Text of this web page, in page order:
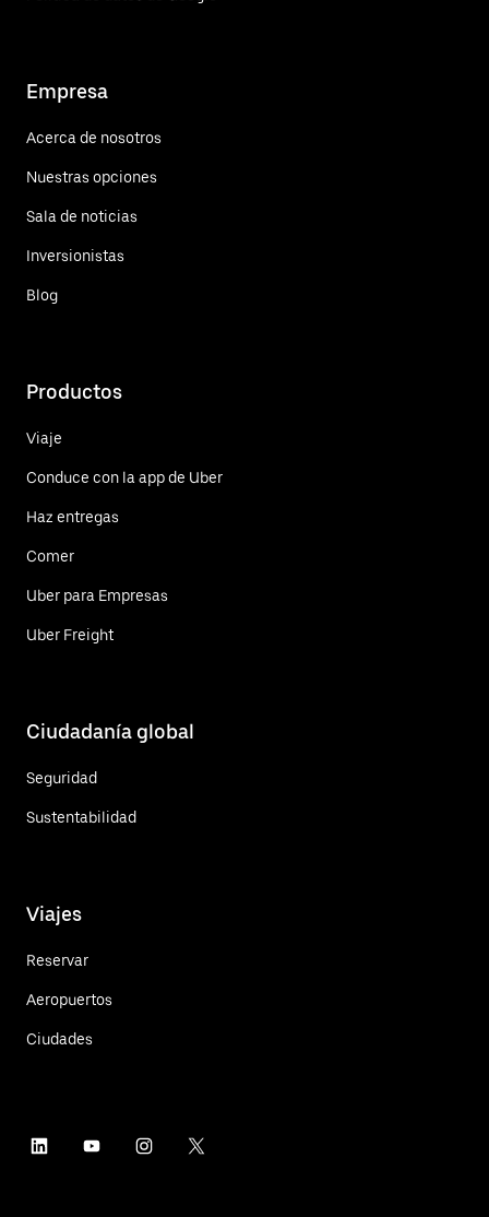
Empresa
Acerca de nosotros
Nuestras opciones
Sala de noticias
Inversionistas
Blog
Productos
Viaje
Conduce con la app de Uber
Haz entregas
Comer
Uber para Empresas
Uber Freight
Ciudadanía global
Seguridad
Sustentabilidad
Viajes
Reservar
Aeropuertos
Ciudades